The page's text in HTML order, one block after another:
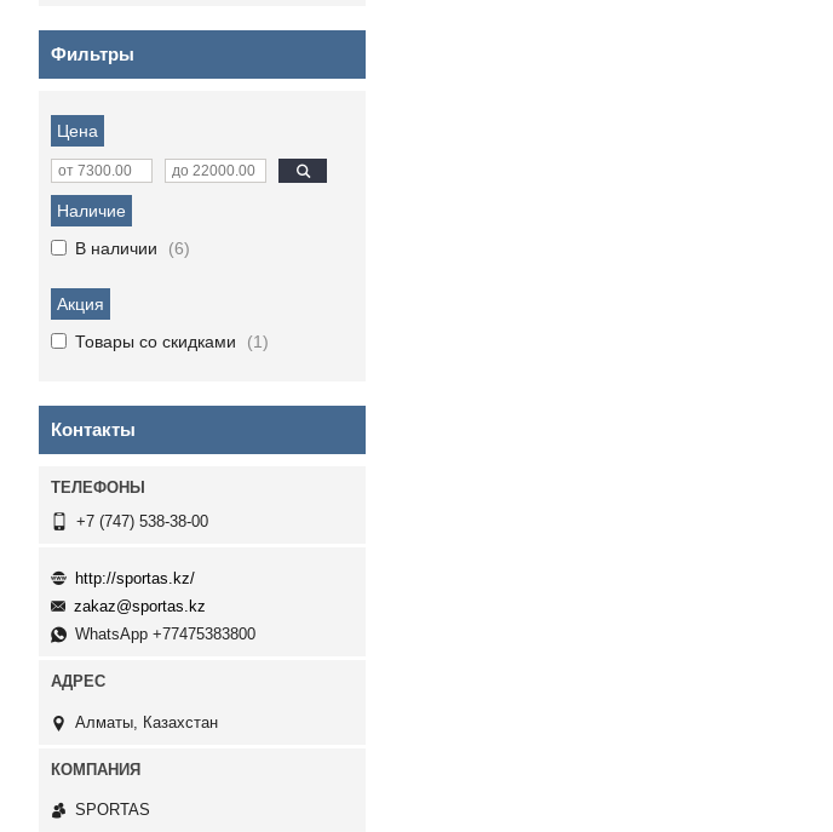
Фильтры
Цена
Наличие
В наличии
6
Акция
Товары со скидками
1
Контакты
+7 (747) 538-38-00
http://sportas.kz/
zakaz@sportas.kz
WhatsApp +77475383800
Алматы, Казахстан
SPORTAS